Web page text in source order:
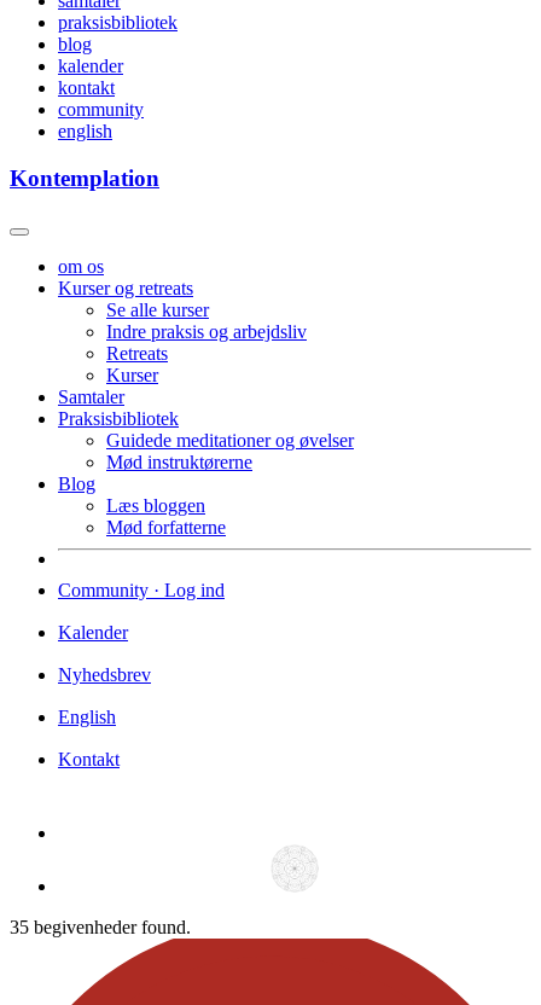
praksisbibliotek
blog
kalender
kontakt
community
english
Kontemplation
om os
Kurser og retreats
Se alle kurser
Indre praksis og arbejdsliv
Retreats
Kurser
Samtaler
Praksisbibliotek
Guidede meditationer og øvelser
Mød instruktørerne
Blog
Læs bloggen
Mød forfatterne
Community · Log ind
Kalender
Nyhedsbrev
English
Kontakt
35 begivenheder found.